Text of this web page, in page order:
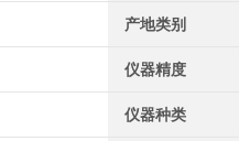
产地类别
仪器精度
仪器种类